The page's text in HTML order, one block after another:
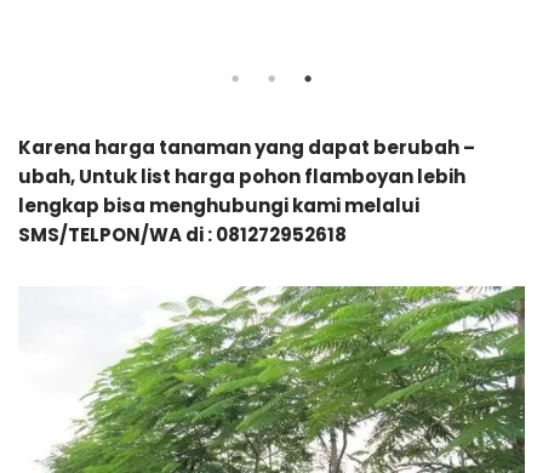
Karena harga tanaman yang dapat berubah –
ubah, Untuk list harga pohon flamboyan lebih
lengkap bisa menghubungi kami melalui
SMS/TELPON/WA di : 081272952618